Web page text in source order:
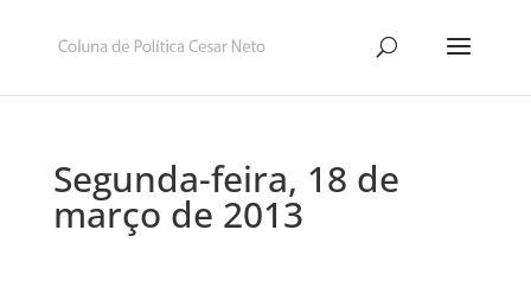
Segunda-feira, 18 de
março de 2013